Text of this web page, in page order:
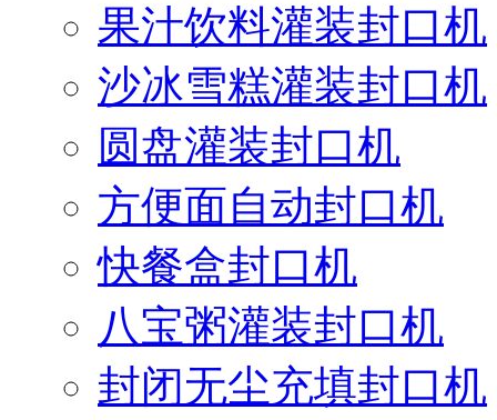
果汁饮料灌装封口机
沙冰雪糕灌装封口机
圆盘灌装封口机
方便面自动封口机
快餐盒封口机
八宝粥灌装封口机
封闭无尘充填封口机